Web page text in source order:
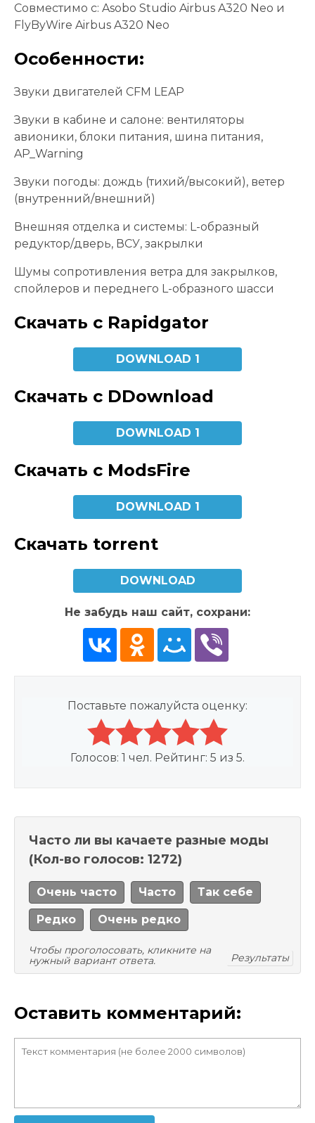
Совместимо с: Asobo Studio Airbus A320 Neo и
FlyByWire Airbus A320 Neo
Особенности:
Звуки двигателей CFM LEAP
Звуки в кабине и салоне: вентиляторы
авионики, блоки питания, шина питания,
AP_Warning
Звуки погоды: дождь (тихий/высокий), ветер
(внутренний/внешний)
Внешняя отделка и системы: L-образный
редуктор/дверь, ВСУ, закрылки
Шумы сопротивления ветра для закрылков,
спойлеров и переднего L-образного шасси
Скачать с Rapidgator
DOWNLOAD 1
Скачать с DDownload
DOWNLOAD 1
Скачать с ModsFire
DOWNLOAD 1
Скачать torrent
DOWNLOAD
Не забудь наш сайт, сохрани:
Поставьте пожалуйста оценку:
Голосов: 1 чел. Рейтинг: 5 из 5.
Часто ли вы качаете разные моды
(Кол-во голосов: 1272)
Очень часто Часто Так себе
Редко Очень редко
Чтобы проголосовать, кликните на
нужный вариант ответа.
Результаты
Оставить комментарий: